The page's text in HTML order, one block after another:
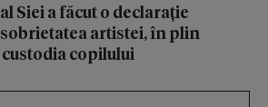
Siei a făcut o declarație
artistei, în plin
copilului